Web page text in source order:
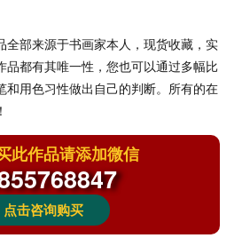
全部来源于书画家本人，现货收藏，实
品都有其唯一性，您也可以通过多幅比
和用色习性做出自己的判断。所有的在
此作品请添加微信
点击咨询购买